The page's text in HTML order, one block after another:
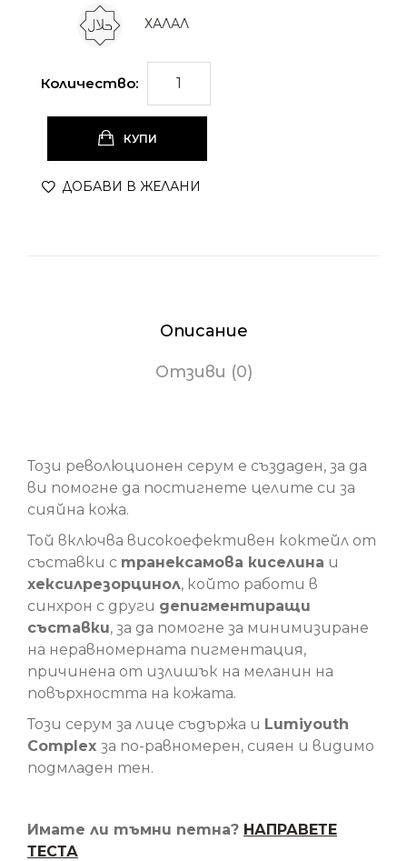
ХАЛАЛ
Количество:
КУПИ
ДОБАВИ В ЖЕЛАНИ
Описание
Отзиви (0)
Този революционен серум е създаден, за да
ви помогне да постигнете целите си за
сияйна кожа.
Той включва високоефективен коктейл от
съставки с транексамова киселина и
хексилрезорцинол, който работи в
синхрон с други депигментиращи
съставки, за да помогне за минимизиране
на неравномерната пигментация,
причинена от излишък на меланин на
повърхността на кожата.
Този серум за лице съдържа и Lumiyouth
Complex за по-равномерен, сияен и видимо
подмладен тен.
Имате ли тъмни петна? НАПРАВЕТЕ
ТЕСТА